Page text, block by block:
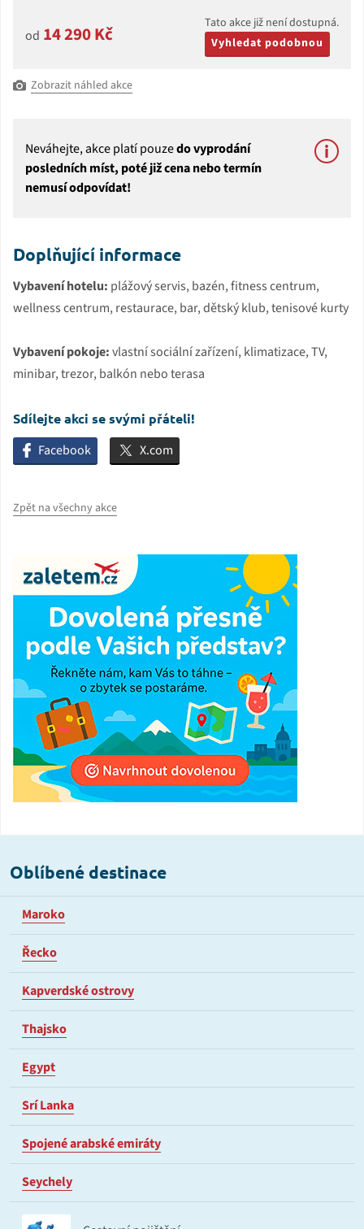
od 14 290 Kč
Tato akce již není dostupná.
Vyhledat podobnou
Zobrazit náhled akce
Neváhejte, akce platí pouzedo vyprodání
posledních míst, poté již cena nebo termín
nemusí odpovídat!
Doplňující informace
Vybavení hotelu: plážový servis, bazén, fitness centrum,
wellness centrum, restaurace, bar, dětský klub, tenisové kurty
Vybavení pokoje:vlastní sociální zařízení, klimatizace, TV,
minibar, trezor, balkón nebo terasa
Sdílejte akci se svými přáteli!
Facebook X.com
Zpět na všechny akce
Oblíbené destinace
Maroko
Řecko
Kapverdské ostrovy
Thajsko
Egypt
Srí Lanka
Spojené arabské emiráty
Seychely